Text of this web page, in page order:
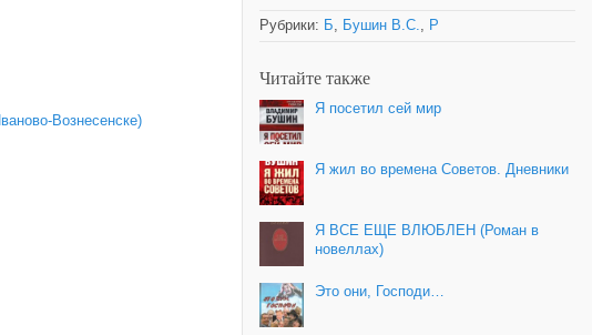
Рубрики: Б, Бушин В.С., Р
Читайте также
Я посетил cей мир
Я жил во времена Советов. Дневники
Я ВСЕ ЕЩЕ ВЛЮБЛЕН (Роман в
новеллах)
Это они, Господи…